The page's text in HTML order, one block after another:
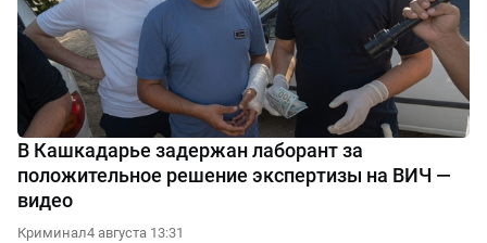
В Кашкадарье задержан лаборант за
положительное решение экспертизы на ВИЧ —
видео
Криминал4 августа 13:31